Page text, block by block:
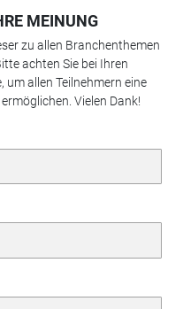
MEINUNG
zu allen Branchenthemen
achten Sie bei Ihren
allen Teilnehmern eine
Vielen Dank!